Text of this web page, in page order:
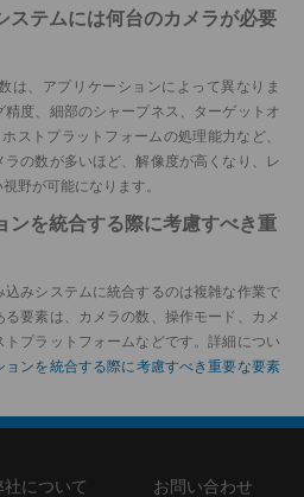
ステムには何台のカメラが必要
は、アプリケーションによって異なりま
度、細部のシャープネス、ターゲットオ
ストプラットフォームの処理能力など、
の数が多いほど、解像度が高くなり、レ
野が可能になります。
ンを統合する際に考慮すべき重
みシステムに統合するのは複雑な作業で
要素は、カメラの数、操作モード、カメ
プラットフォームなどです。詳細につい
ョンを統合する際に考慮すべき重要な要素
社について お問い合わせ